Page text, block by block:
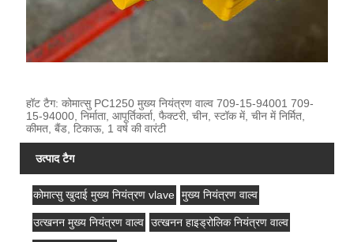
हॉट टैग: कोमात्सु PC1250 मुख्य नियंत्रण वाल्व 709-15-94001 709-
15-94000, निर्माता, आपूर्तिकर्ता, फैक्टरी, चीन, स्टॉक में, चीन में निर्मित,
कीमत, बैंड, टिकाऊ, 1 वर्ष की वारंटी
उत्पाद टैग
कोमात्सु खुदाई मुख्य नियंत्रण vlave मुख्य नियंत्रण वाल्व
उत्खनन मुख्य नियंत्रण वाल्व उत्खनन हाइड्रोलिक नियंत्रण वाल्व